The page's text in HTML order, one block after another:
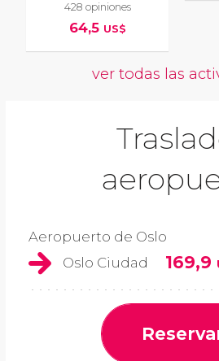
428 opiniones
64,5 US$
ver todas las
Aeropuerto de Oslo
Oslo Ciudad
169,9